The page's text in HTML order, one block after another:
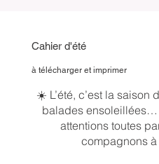
Cahier d'été
à télécharger et imprimer
☀️ L’été, c’est la saison
balades ensoleillées…
attentions toutes
compagnons